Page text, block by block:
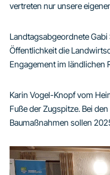
vertreten nur unsere
Landtagsabgeordnete
Öffentlichkeit die
Engagement im ländlichen
Karin Vogel-Knopf vom
Fuße der Zugspitze. Bei
Baumaßnahmen sollen